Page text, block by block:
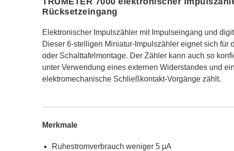
Rücksetzeingang
Elektronischer Impulszähler mit Impulseingang und
Dieser 6-stelligen Miniatur-Impulszähler eignet sich für
oder Schalttafelmontage. Der Zähler kann auch so
unter Verwendung eines externen Widerstandes und
elektromechanische Schließkontakt-Vorgänge zählt.
Merkmale
Ruhestromverbrauch weniger 5 µA